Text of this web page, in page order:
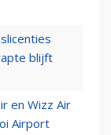
blijft
en Wizz Air
Airport